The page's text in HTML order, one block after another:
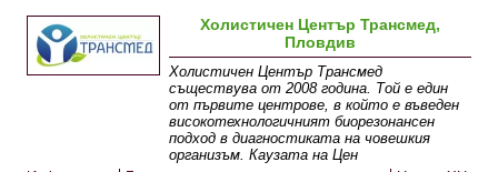
Холистичен Център Трансмед,
Пловдив
Холистичен Център Трансмед
съществува от 2008 година. Той е един
от първите центрове, в който е въведен
високотехнологичният биорезонансен
подход в диагностиката на човешкия
организъм. Каузата на Цен